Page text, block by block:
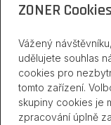
ZONER Cookies
Vážený
udělujete souhlas
cookies pro
tomto zařízení.
skupiny cookies je
zpracování úplně